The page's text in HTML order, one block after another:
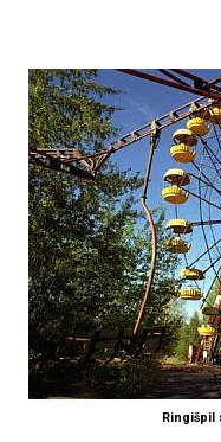
Ringišpil